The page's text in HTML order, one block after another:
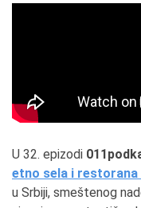
U 32. epizodi
etno sela i restorana
u Srbiji, smeštenog